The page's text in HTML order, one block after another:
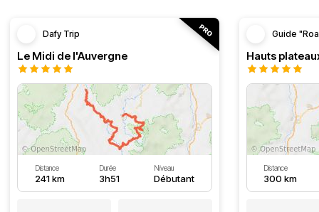
Dafy Trip
Le Midi de l'Auvergne
Distance
241 km
Durée
3h51
Niveau
Débutant
Guide
Hauts
Distance
300 km